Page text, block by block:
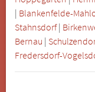
| Blankenfelde-
Stahnsdorf|
Bernau |
Fredersdorf-